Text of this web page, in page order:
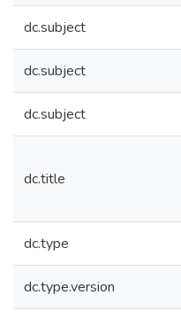
dc.subject
dc.subject
dc.subject
dc.title
dc.type
dc.type.version